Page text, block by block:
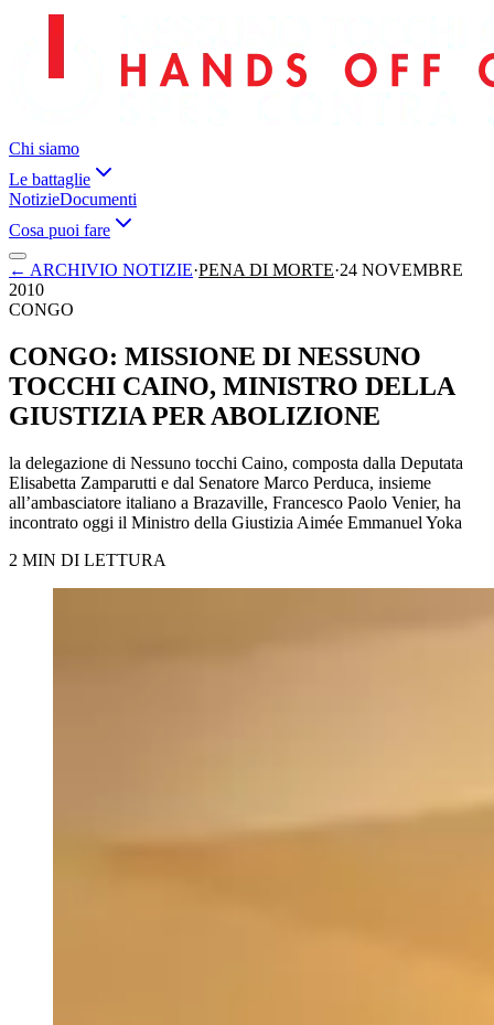
Chi siamo
Le battaglie
NotizieDocumenti
Cosa puoi fare
← ARCHIVIO NOTIZIE·PENA DI MORTE·24 NOVEMBRE
2010
CONGO
CONGO: MISSIONE DI NESSUNO
TOCCHI CAINO, MINISTRO DELLA
GIUSTIZIA PER ABOLIZIONE
la delegazione di Nessuno tocchi Caino, composta dalla Deputata
Elisabetta Zamparutti e dal Senatore Marco Perduca, insieme
all’ambasciatore italiano a Brazaville, Francesco Paolo Venier, ha
incontrato oggi il Ministro della Giustizia Aimée Emmanuel Yoka
2 MIN DI LETTURA